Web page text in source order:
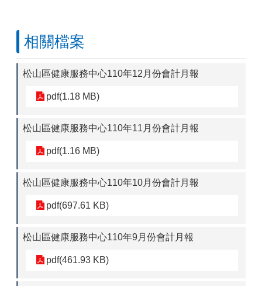
相關檔案
松山區健康服務中心110年12月份會計月報
pdf(1.18 MB)
松山區健康服務中心110年11月份會計月報
pdf(1.16 MB)
松山區健康服務中心110年10月份會計月報
pdf(697.61 KB)
松山區健康服務中心110年9月份會計月報
pdf(461.93 KB)